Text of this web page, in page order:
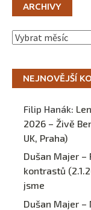
ARCHIVY
Archivy
NEJNOVĚJŠÍ
Filip Hanák:
2026 – Živě
UK, Praha)
Dušan Majer –
kontrastů
jsme
Dušan Majer –